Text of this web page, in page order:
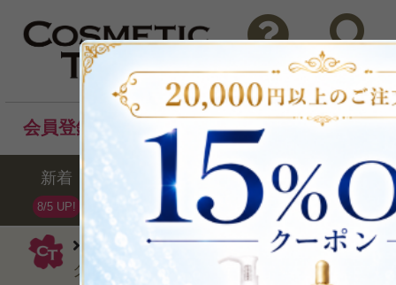
イヴ・サンローラン グロス
ラブシ
ク154 - ラブ ベリー3.2g
問い合わせ 検索
会員登録後のお買い物でポイントプレゼント！
新着
8/5 UP!
セール ランキング ブ